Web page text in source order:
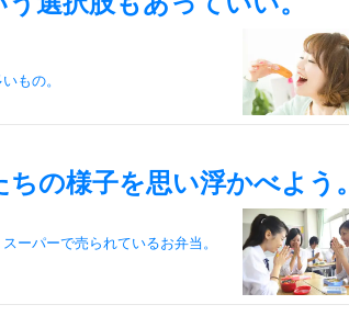
もの。
の様子を思い浮かべよう。
ーパーで売られているお弁当。